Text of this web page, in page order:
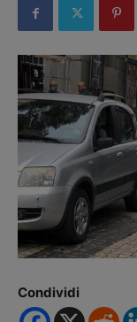
Condividi